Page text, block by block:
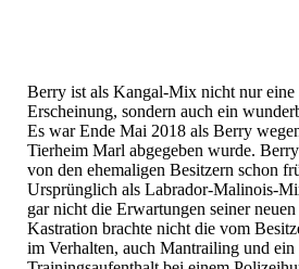
Berry ist als Kangal-Mix nicht nur eine
Erscheinung, sondern auch ein
Es war Ende Mai 2018 als Berry
Tierheim Marl abgegeben wurde.
von den ehemaligen Besitzern schon
Ursprünglich als Labrador-Malinois-
gar nicht die Erwartungen seiner
Kastration brachte nicht die vom
im Verhalten, auch Mantrailing und